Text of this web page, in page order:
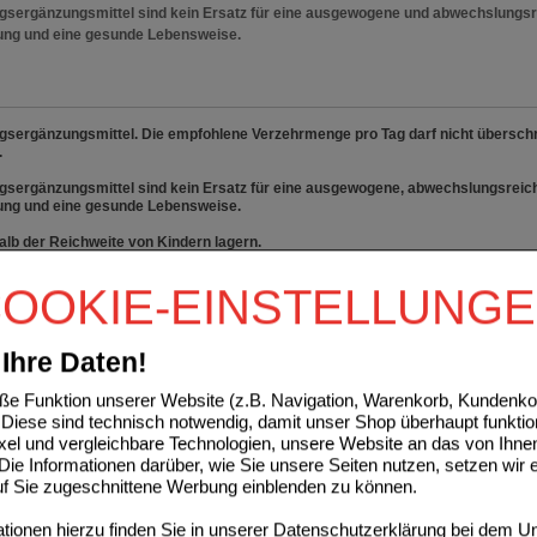
Daten!
Funktion unserer Website (z.B. Navigation, Warenkorb,
sind technisch notwendig, damit unser Shop überhaupt
und vergleichbare Technologien, unsere Website an das von
Informationen darüber, wie Sie unsere Seiten nutzen, setzen wir
Sie zugeschnittene Werbung einblenden zu können.
hierzu finden Sie in unserer Datenschutzerklärung bei dem
sind kein Ersatz für eine ausgewogene und
und eine gesunde Lebensweise.
Die empfohlene Verzehrmenge pro Tag darf nicht
sind kein Ersatz für eine ausgewogene,
und eine gesunde Lebensweise.
der Reichweite von Kindern lagern.
zu den Inhaltsstoffen rufen Sie uns bitte kostenfrei
- 10 11 422 an.
auswählen
sich anmelden um den ausgewählten Artikel in eine Einkaufsliste
die dieses Produkt gekauft haben, kauften auch
Brokkoli+C 50/500 mg Kapseln